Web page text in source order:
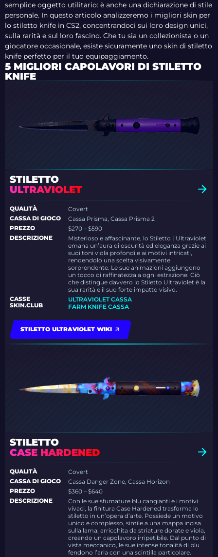
semplice oggetto utilitario: è anche una dichiarazione di stile
personale. In questo articolo analizzeremo i migliori skin per
lo stiletto knife in CS2, concentrandoci sui loro design unici,
sulla rarità e sul loro fascino. Che tu sia un collezionista o un
giocatore occasionale, esiste sicuramente uno skin di stiletto
knife perfetto per il tuo equipaggiamento.
5 MIGLIORI CAPOLAVORI DI STILETTO
KNIFE
STILETTO
ULTRAVIOLET
QUALITÀ
Covert
CASSA DI GIOCO
Cassa Prisma, Cassa Prisma 2
PREZZO
$270 – $590
DESCRIZIONE
Misterioso e affascinante, lo Stiletto | Ultraviolet
emana un’aura di oscurità ed eleganza grazie ai
suoi toni viola profondi e ai motivi intricati,
rendendolo una scelta visivamente
sorprendente. Le sue animazioni aggiungono
un tocco di raffinatezza a ogni estrazione. Ciò
che distingue davvero lo Stiletto Ultraviolet è la
sua rarità e il suo forte impatto visivo.
CASSE
SKIN.CLUB
ULTRAVIOLET CASSA
FARM KNIFE CASSA
STILETTO ULTRAVIOLET WIKI
STILETTO
CASE HARDENED
QUALITÀ
Covert
CASSA DI GIOCO
Cassa Danger Zone, Cassa Horizon
PREZZO
$360 – $640
DESCRIZIONE
Con le sue sfumature blu cangianti e i motivi
vivaci, la finitura Case Hardened trasforma lo
stiletto in un’opera d’arte. Possiede un motivo
unico e complesso, simile a una mappa incisa
sulla lama, arricchita da striature dorate e viola,
creando un capolavoro irripetibile. Dal punto di
vista meccanico, le sue intense tonalità di blu
fendono l’aria con una scintilla particolare.